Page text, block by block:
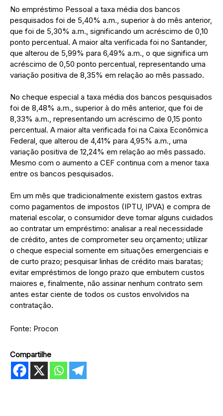
No empréstimo Pessoal a taxa média dos bancos
pesquisados foi de 5,40% a.m., superior à do mês anterior,
que foi de 5,30% a.m., significando um acréscimo de 0,10
ponto percentual. A maior alta verificada foi no Santander,
que alterou de 5,99% para 6,49% a.m., o que significa um
acréscimo de 0,50 ponto percentual, representando uma
variação positiva de 8,35% em relação ao mês passado.
No cheque especial a taxa média dos bancos pesquisados
foi de 8,48% a.m., superior à do mês anterior, que foi de
8,33% a.m., representando um acréscimo de 0,15 ponto
percentual. A maior alta verificada foi na Caixa Econômica
Federal, que alterou de 4,41% para 4,95% a.m., uma
variação positiva de 12,24% em relação ao mês passado.
Mesmo com o aumento a CEF continua com a menor taxa
entre os bancos pesquisados.
Em um mês que tradicionalmente existem gastos extras
como pagamentos de impostos (IPTU, IPVA) e compra de
material escolar, o consumidor deve tomar alguns cuidados
ao contratar um empréstimo: analisar a real necessidade
de crédito, antes de comprometer seu orçamento; utilizar
o cheque especial somente em situações emergenciais e
de curto prazo; pesquisar linhas de crédito mais baratas;
evitar empréstimos de longo prazo que embutem custos
maiores e, finalmente, não assinar nenhum contrato sem
antes estar ciente de todos os custos envolvidos na
contratação.
Fonte: Procon
Compartilhe